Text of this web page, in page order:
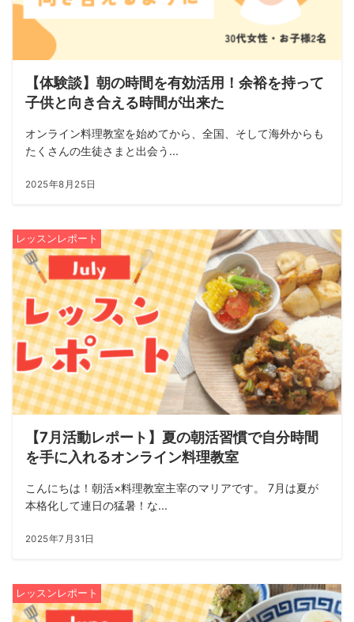
【体験談】朝の時間を有効活用！余裕を持って
子供と向き合える時間が出来た
オンライン料理教室を始めてから、全国、そして海外からも
たくさんの生徒さまと出会う...
2025年8月25日
レッスンレポート
【7月活動レポート】夏の朝活習慣で自分時間
を手に入れるオンライン料理教室
こんにちは！朝活×料理教室主宰のマリアです。 7月は夏が
本格化して連日の猛暑！な...
2025年7月31日
レッスンレポート